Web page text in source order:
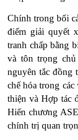
Chính trong bối
điểm giải quyết
tranh chấp bằng
và tôn trọng
nguyên tắc đồng
chế hóa trong
thiện và Hợp tác
Hiến chương
chính trị quan